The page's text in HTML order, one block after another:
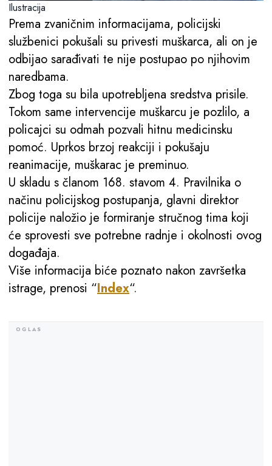
Ilustracija
Prema zvaničnim informacijama, policijski
službenici pokušali su privesti muškarca, ali on je
odbijao sarađivati te nije postupao po njihovim
naredbama.
Zbog toga su bila upotrebljena sredstva prisile.
Tokom same intervencije muškarcu je pozlilo, a
policajci su odmah pozvali hitnu medicinsku
pomoć. Uprkos brzoj reakciji i pokušaju
reanimacije, muškarac je preminuo.
U skladu s članom 168. stavom 4. Pravilnika o
načinu policijskog postupanja, glavni direktor
policije naložio je formiranje stručnog tima koji
će sprovesti sve potrebne radnje i okolnosti ovog
događaja.
Više informacija biće poznato nakon završetka
istrage, prenosi “Index“.